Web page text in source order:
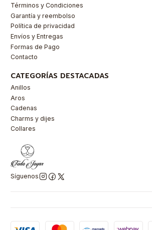
Términos y Condiciones
Garantía y reembolso
Política de privacidad
Envíos y Entregas
Formas de Pago
Contacto
CATEGORÍAS DESTACADAS
Anillos
Aros
Cadenas
Charms y dijes
Collares
Síguenos